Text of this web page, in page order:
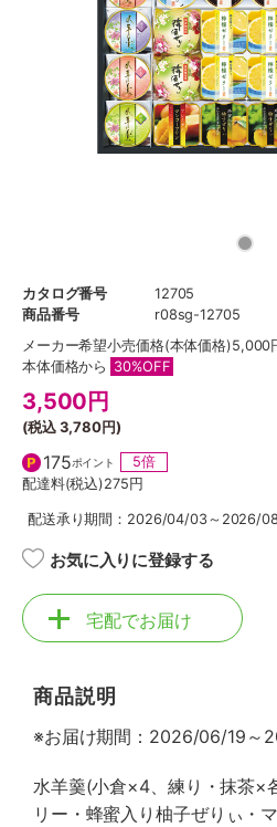
カタログ番号
12705
商品番号
r08sg-12705
メーカー希望小売価格(本体価格)5,000
本体価格から 30%OFF
3,500 円
(税込3,780円)
175ポイント
5倍
配達料(税込)275円
配送承り期間：2026/04/03～2026/
お気に入りに登録する
宅配でお届け
商品説明
※お届け期間：2026/06/19～
水羊羹(小倉×4、練り・抹茶×
リー・蜂蜜入り柚子ぜりぃ・